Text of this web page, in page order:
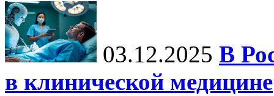
03.12.2025 В
в клинической медицине